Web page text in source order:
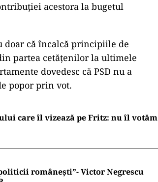
acestora la bugetul
doar că încalcă principiile de
partea cetățenilor la ultimele
dovedesc că PSD nu a
popor prin vot.
care îl vizează pe Fritz: nu îl votăm
românești”- Victor Negrescu